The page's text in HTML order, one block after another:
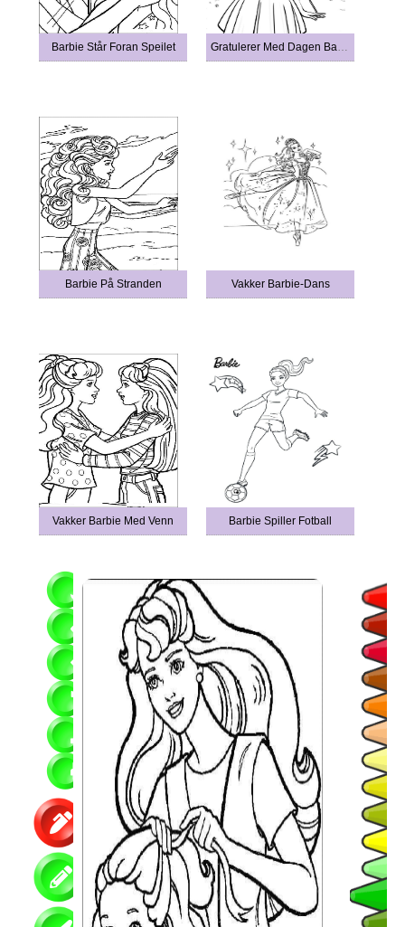
Barbie Står Foran Speilet Gratulerer Med Dagen Barbie
Barbie På Stranden Vakker Barbie-Dans
Vakker Barbie Med Venn Barbie Spiller Fotball